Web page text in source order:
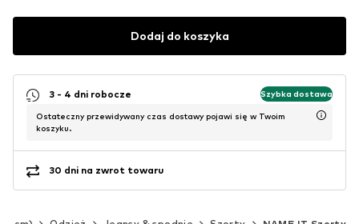
Dodaj do koszyka
3 - 4 dni robocze Szybka dostawa
Ostateczny przewidywany czas dostawy pojawi się w Twoim
koszyku.
30 dni na zwrot towaru